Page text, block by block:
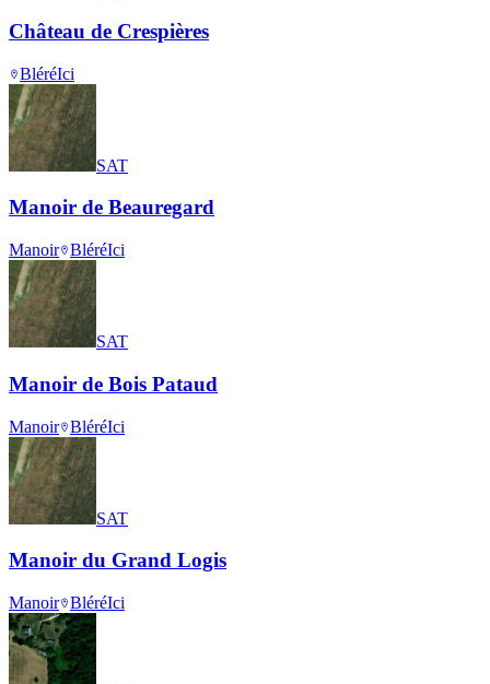
Château de Crespières
BléréIci
SAT
Manoir de Beauregard
Manoir BléréIci
SAT
Manoir de Bois Pataud
Manoir BléréIci
SAT
Manoir du Grand Logis
Manoir BléréIci